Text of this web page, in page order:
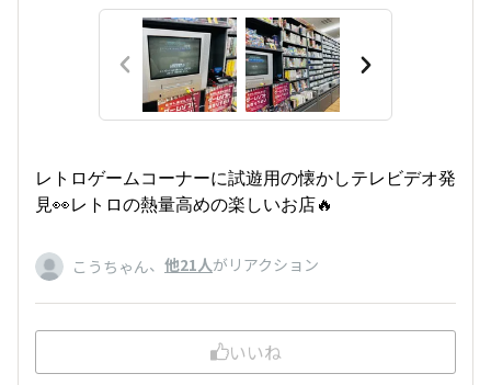
レトロゲームコーナーに試遊用の懐かしテレビデオ発
見👀レトロの熱量高めの楽しいお店🔥
こうちゃん、 他21人がリアクション
いいね